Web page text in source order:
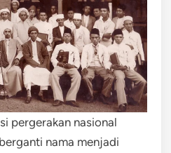
pergerakan nasional
nama menjadi